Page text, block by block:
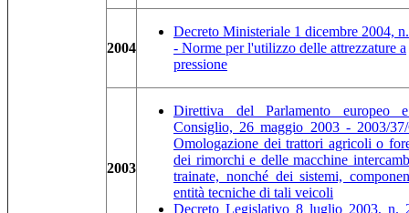
2004
Decreto Ministeriale 1 dicembre 2004,
- Norme per l'utilizzo delle attrezzature a
pressione
2003
Direttiva del Parlamento europeo
Consiglio, 26 maggio 2003 - 2003/
Omologazione dei trattori agricoli o
dei rimorchi e delle macchine
trainate, nonché dei sistemi,
entità tecniche di tali veicoli
Decreto Legislativo 8 luglio 2003, n.